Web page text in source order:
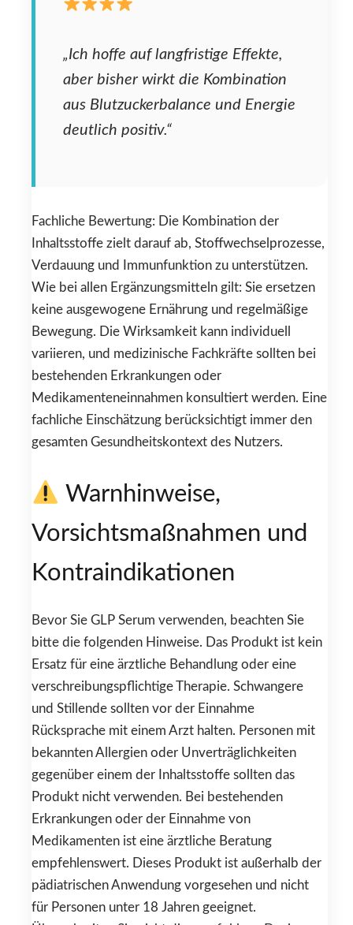
„Ich hoffe auf langfristige Effekte,
aber bisher wirkt die Kombination
aus Blutzuckerbalance und Energie
deutlich positiv.“
Fachliche Bewertung: Die Kombination der
Inhaltsstoffe zielt darauf ab, Stoffwechselprozesse,
Verdauung und Immunfunktion zu unterstützen.
Wie bei allen Ergänzungsmitteln gilt: Sie ersetzen
keine ausgewogene Ernährung und regelmäßige
Bewegung. Die Wirksamkeit kann individuell
variieren, und medizinische Fachkräfte sollten bei
bestehenden Erkrankungen oder
Medikamenteneinnahmen konsultiert werden. Eine
fachliche Einschätzung berücksichtigt immer den
gesamten Gesundheitskontext des Nutzers.
Warnhinweise,
Vorsichtsmaßnahmen und
Kontraindikationen
Bevor Sie GLP Serum verwenden, beachten Sie
bitte die folgenden Hinweise. Das Produkt ist kein
Ersatz für eine ärztliche Behandlung oder eine
verschreibungspflichtige Therapie. Schwangere
und Stillende sollten vor der Einnahme
Rücksprache mit einem Arzt halten. Personen mit
bekannten Allergien oder Unverträglichkeiten
gegenüber einem der Inhaltsstoffe sollten das
Produkt nicht verwenden. Bei bestehenden
Erkrankungen oder der Einnahme von
Medikamenten ist eine ärztliche Beratung
empfehlenswert. Dieses Produkt ist außerhalb der
pädiatrischen Anwendung vorgesehen und nicht
für Personen unter 18 Jahren geeignet.